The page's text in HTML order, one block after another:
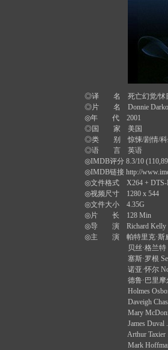
◎译 名 死亡幻觉/怵目
◎片 名 Donnie Darko
◎年 代 2001
◎国 家 美国
◎类 别 惊悚/剧情/科
◎语 言 英语
◎IMDB评分 8.3/10
◎IMDB链接 http://
◎文件格式 X264 + DTS-
◎视频尺寸 1280 x 544
◎文件大小 4.35G
◎片 长 128 Min
◎导 演 Richard Kelly
◎主 演 帕特里克·斯威兹
贝丝·格兰特 Beth
塞斯·罗根 Seth
诺亚·怀尔 Noah
德鲁·巴里摩尔
Holmes Osborne
Daveigh Chase
Mary McDonnell
James Duval
Arthur Taxier
Mark Hoffman